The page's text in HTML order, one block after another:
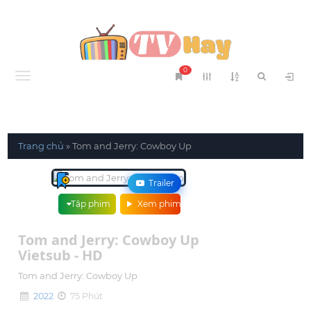
Menu
0
Trang chủ »Tom and Jerry: Cowboy Up
Trailer
Xem phim
Tập phim
Tom and Jerry: Cowboy Up
Vietsub - HD
Tom and Jerry: Cowboy Up
2022
75 Phút